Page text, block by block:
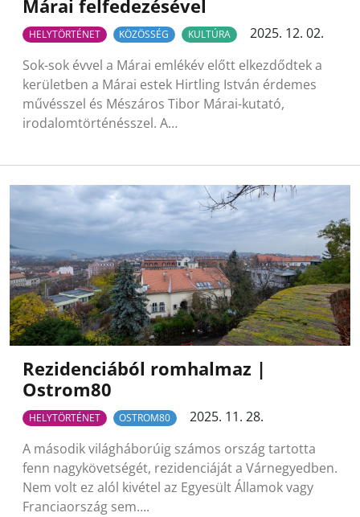
Márai felfedezésével
HELYTÖRTÉNET KÖZÖSSÉG KULTÚRA
2025. 12. 02.
Sok-sok évvel a Márai emlékév előtt elkezdődtek a
kerületben a Márai estek Hirtling István érdemes
művésszel és Mészáros Tibor Márai-kutató,
irodalomtörténésszel. A…
Rezidenciából romhalmaz |
Ostrom80
HELYTÖRTÉNET OSTROM80
2025. 11. 28.
A második világháborúig számos ország tartotta
fenn nagykövetségét, rezidenciáját a Várnegyedben.
Nem volt ez alól kivétel az Egyesült Államok vagy
Franciaország sem….